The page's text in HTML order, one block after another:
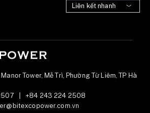
Tower, Mễ Trì, Phường Từ Liêm, TP Hà
+84 243 224 2508